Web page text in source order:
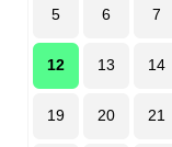
5 6 7
12 13 14
19 20 21